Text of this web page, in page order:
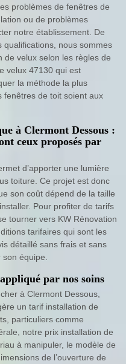
problèmes de fenêtres de
ou de problèmes
notre établissement. De
qualifications, nous sommes
de velux selon les règles de
velux 47130 qui est
la méthode la plus
fenêtres de toit soient aux
à Clermont Dessous :
ceux proposés par
d’apporter une lumière
toiture. Ce projet est donc
son coût dépend de la taille
Pour profiter de tarifs
tourner vers KW Rénovation
tarifaires qui sont les
détaillé sans frais et sans
équipe.
par nos soins
à Clermont Dessous,
un tarif installation de
particuliers comme
notre prix installation de
à manipuler, le modèle de
de l’ouverture de